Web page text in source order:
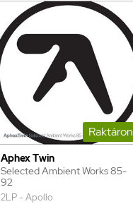
Raktáron
Aphex Twin
Selected Ambient Works 85-
92
2LP - Apollo